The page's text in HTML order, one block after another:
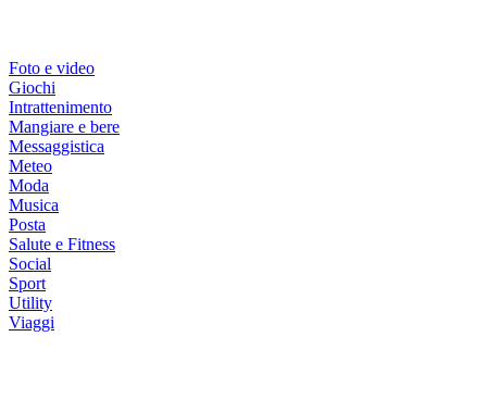
Foto e video
Giochi
Intrattenimento
Mangiare e bere
Messaggistica
Meteo
Moda
Musica
Posta
Salute e Fitness
Social
Sport
Utility
Viaggi